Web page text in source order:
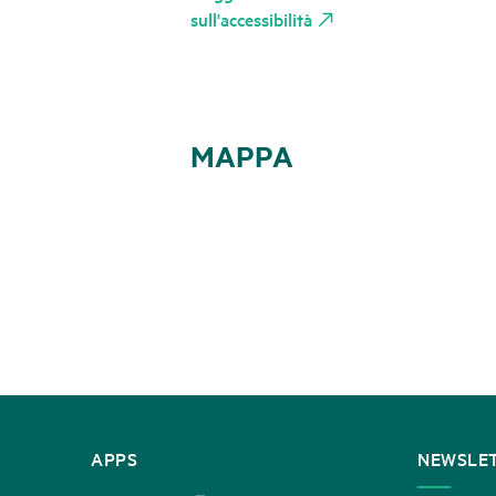
sull'accessibilità
MAPPA
CONTATTATECI
APPS